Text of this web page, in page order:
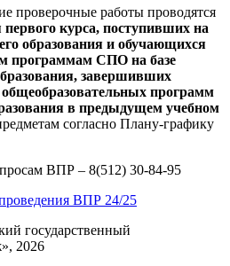
проверочные работы проводятся
курса, поступивших на
образования и обучающихся
программам СПО на базе
завершивших
программ
в предыдущем учебном
согласно Плану-графику
ВПР – 8(512) 30-84-95
ВПР 24/25
государственный
2026